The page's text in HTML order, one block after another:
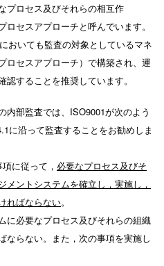
プロセス及びそれらの相互作
セスアプローチと呼んでいます。
においても監査の対象としているマネ
ロセスアプローチ）で構築され、運
することを推奨しています。
内部監査では、ISO9001が次のよう
に沿って監査することをお勧めしま
に従って， 必要なプロセス及びそ
ントシステムを確立し，実施し，
ればならない。
に必要なプロセス及びそれらの組織
ならない。また，次の事項を実施し